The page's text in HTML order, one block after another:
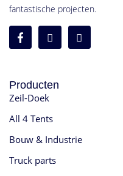
fantastische projecten.
Producten
Zeil-Doek
All 4 Tents
Bouw & Industrie
Truck parts